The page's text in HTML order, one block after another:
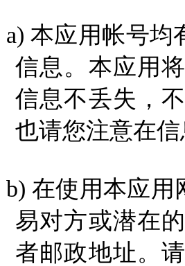
a) 本应用帐号均
信息。本应用
信息不丢失，
也请您注意在
b) 在使用本应用
易对方或潜在
者邮政地址。